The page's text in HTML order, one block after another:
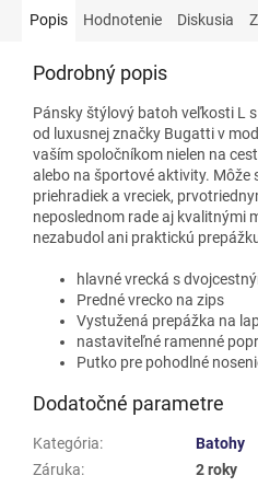
Popis Hodnotenie Diskusia
Podrobný popis
Pánsky štýlový batoh veľkosti L
od luxusnej značky Bugatti v
vaším spoločníkom nielen na
alebo na športové aktivity.
priehradiek a vreciek,
neposlednom rade aj kvalitnými
nezabudol ani praktickú
hlavné vrecká s
Predné vrecko na zips
Vystužená prepážka na
nastaviteľné ramenné
Putko pre pohodlné
Dodatočné parametre
Kategória:
Batohy
Záruka:
2 roky